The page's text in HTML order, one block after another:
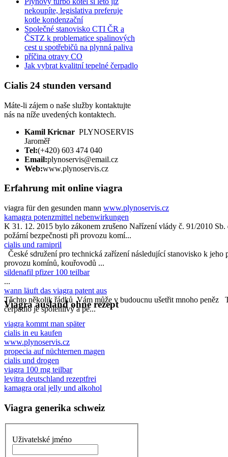
nekoupíte, legislativa preferuje
kotle kondenzační
Společné stanovisko CTI ČR a
ČSTZ k problematice spalinových
cest u spotřebičů na plynná paliva
příčina otravy CO
Jak vybrat kvalitní tepelné čerpadlo
Cialis 24 stunden versand
Máte-li zájem o naše služby kontaktujte
nás na níže uvedených kontaktech.
Kamil Kricnar PLYNOSERVIS
Jaroměř
Tel:(+420) 603 474 040
Email:plynoservis@email.cz
Web:www.plynoservis.cz
Erfahrung mit online viagra
viagra für den gesunden mann www.plynoservis.cz
kamagra potenzmittel nebenwirkungen
K 31. 12. 2015 bylo zákonem zrušeno Nařízení vlády č. 91/2010 Sb.
požární bezpečnosti při provozu komí...
cialis und ramipril
České sdružení pro technická zařízení následující stanovisko k jeho
provozu komínů, kouřovodů ...
sildenafil pfizer 100 teilbar
...
wann läuft das viagra patent aus
Těchto několik řádků Vám může v budoucnu ušetřit mnoho peněz
čerpadlo je spolehlivý a pe...
Viagra ausland ohne rezept
viagra kommt man später
cialis in eu kaufen
www.plynoservis.cz
propecia auf nüchternen magen
cialis und drogen
viagra 100 mg teilbar
levitra deutschland rezeptfrei
kamagra oral jelly und alkohol
Viagra generika schweiz
Uživatelské jméno